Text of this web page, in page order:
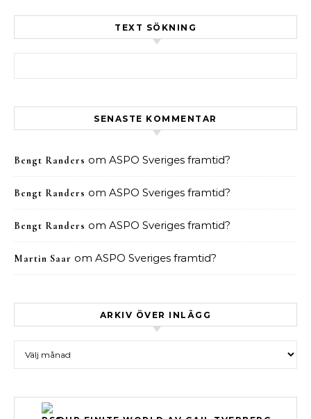
TEXT SÖKNING
SENASTE KOMMENTAR
Bengt Randers om ASPO Sveriges framtid?
Bengt Randers om ASPO Sveriges framtid?
Bengt Randers om ASPO Sveriges framtid?
Martin Saar om ASPO Sveriges framtid?
ARKIV ÖVER INLÄGG